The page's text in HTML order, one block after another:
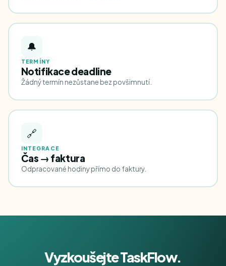
🔔
TERMÍNY
Notifikace deadline
Žádný termín nezůstane bez povšimnutí.
🔗
INTEGRACE
Čas → faktura
Odpracované hodiny přímo do faktury.
Vyzkoušejte TaskFlow.